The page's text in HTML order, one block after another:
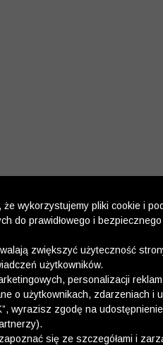
że wykorzystujemy pliki cookie i
do prawidłowego i
zwiększyć użyteczność
użytkowników.
personalizacji
o użytkownikach, zdarzeniach i
wyrazisz zgodę na
się ze szczegółami i